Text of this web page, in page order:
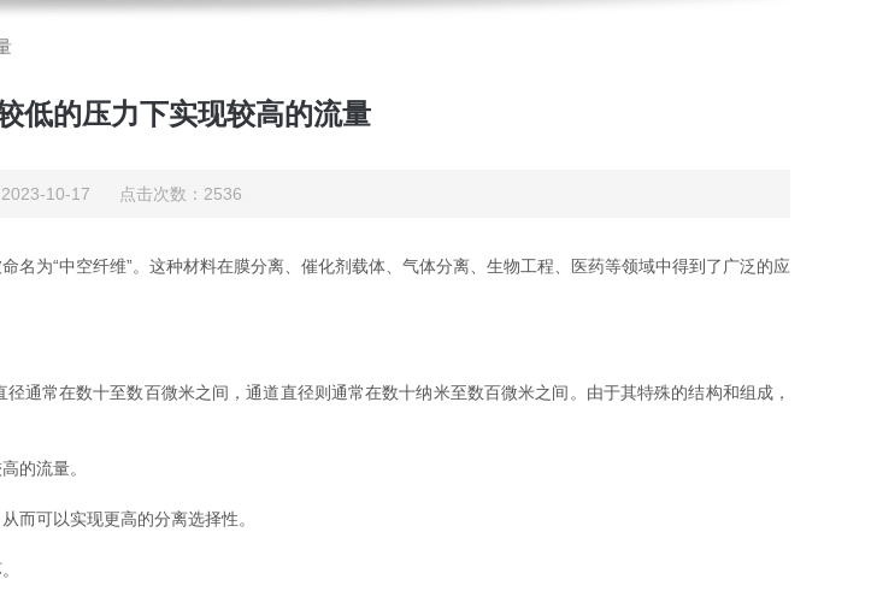
低的压力下实现较高的流量
2023-10-17 点击次数：2536
为“中空纤维”。这种材料在膜分离、催化剂载体、气体分离、生物工程、医药等领域中得到了广泛的应
常在数十至数百微米之间，通道直径则通常在数十纳米至数百微米之间。由于其特殊的结构和组成，
的流量。
可以实现更高的分离选择性。